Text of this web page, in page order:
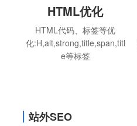
HTML优化
HTML代码、标签等优
化:H,alt,strong,title,span,titl
e等标签
站外SEO